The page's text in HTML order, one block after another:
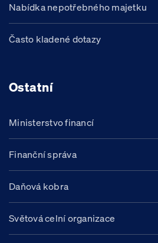
Nabídka nepotřebného majetku
Často kladené dotazy
Ostatní
Ministerstvo financí
Finanční správa
Daňová kobra
Světová celní organizace